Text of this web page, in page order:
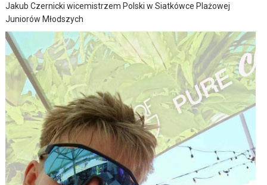
Jakub Czernicki wicemistrzem Polski w Siatkówce Plażowej
Juniorów Młodszych